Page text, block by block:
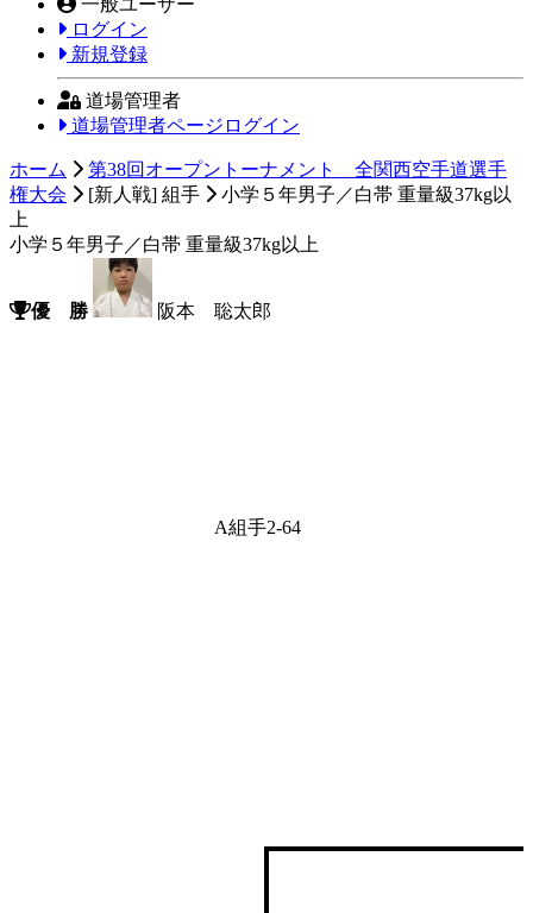
一般ユーザー
ログイン
新規登録
道場管理者
道場管理者ページログイン
ホーム
第38回オープントーナメント 全関西空手道選手
権大会
[新人戦] 組手
小学５年男子／白帯 重量級37kg以
上
小学５年男子／白帯 重量級37kg以上
優 勝 阪本 聡太郎
A組手2-64